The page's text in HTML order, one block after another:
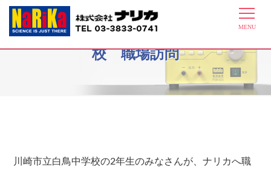
2014年1月24日 川崎市立白鳥中学
校 職場訪問
川崎市立白鳥中学校の2年生のみなさんが、ナリカへ職